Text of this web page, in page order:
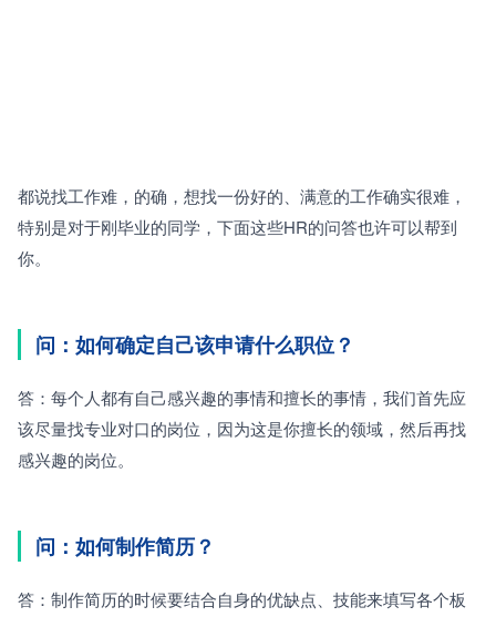
都说找工作难，的确，想找一份好的、满意的工作确实很难，
特别是对于刚毕业的同学，下面这些HR的问答也许可以帮到
你。
问：如何确定自己该申请什么职位？
答：每个人都有自己感兴趣的事情和擅长的事情，我们首先应
该尽量找专业对口的岗位，因为这是你擅长的领域，然后再找
感兴趣的岗位。
问：如何制作简历？
答：制作简历的时候要结合自身的优缺点、技能来填写各个板